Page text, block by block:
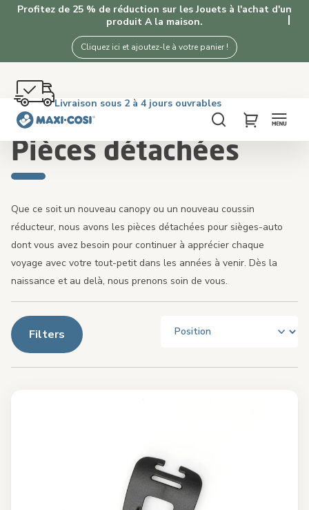
Profitez de 25 % de réduction sur les Jouets à l'achat d'un
produit A la maison.
Cliquez ici et ajoutez-le à votre panier !
Livraison offerte dès €50. Achetez maintenant!
4,3★ de 5K+ clients satisfaits de nos produits
Livraison sous 2 à 4 jours ouvrables
Retour gratuit dans les 100 jours
ChercherMy Cart
Accueil Sièges auto Pièces détachées
Pièces détachées
Que ce soit un nouveau canopy ou un nouveau coussin
réducteur, nous avons les pièces détachées pour sièges-auto
dont vous avez besoin pour continuer à apprécier chaque
voyage avec votre tout-petit dans les années à venir. Dès la
naissance et au delà, nous prenons soin de vous.
Filters